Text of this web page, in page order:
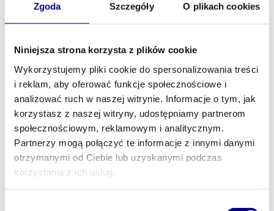
Zgoda Szczegóły O plikach cookies
Niniejsza strona korzysta z plików cookie
Wykorzystujemy pliki cookie do spersonalizowania treści
i reklam, aby oferować funkcje społecznościowe i
analizować ruch w naszej witrynie. Informacje o tym, jak
korzystasz z naszej witryny, udostępniamy partnerom
społecznościowym, reklamowym i analitycznym.
Partnerzy mogą połączyć te informacje z innymi danymi
otrzymanymi od Ciebie lub uzyskanymi podczas
korzystania z ich usług.
Lepsze miejsca i więcej czasu– nie
musisz się spieszyć, masz czas, by spokojnie
dla siebie najlepsze miejsce.
Inspirujący początek dnia– rozmowy
przy kawie często prowadzą do ciekawych
pomysłów i nowych perspektyw, które mogą
zaowocować podczas dalszej części
konferencji.
Dołącz do nas wcześniej, złap kubek dobrej
kawy i rozpocznij Positive Procurement z
pozytywną energią!